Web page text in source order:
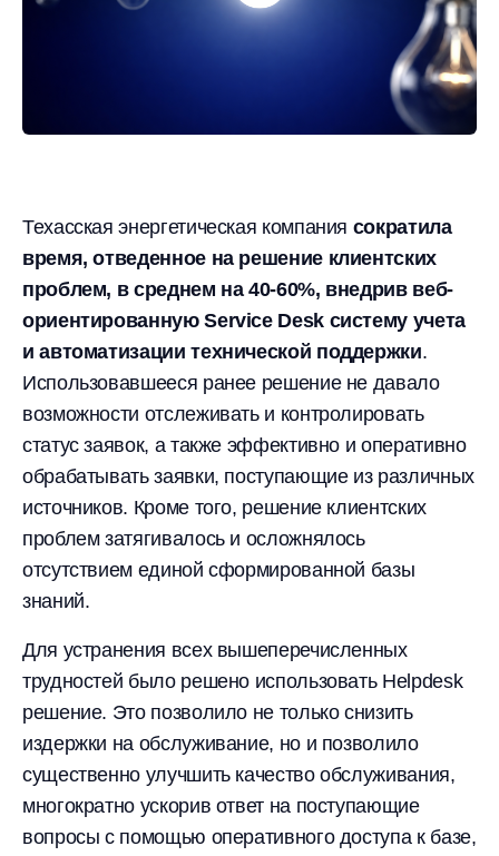
Техасская энергетическая компания сократила
время, отведенное на решение клиентских
проблем, в среднем на 40-60%, внедрив веб-
ориентированную Service Desk систему учета
и автоматизации технической поддержки.
Использовавшееся ранее решение не давало
возможности отслеживать и контролировать
статус заявок, а также эффективно и оперативно
обрабатывать заявки, поступающие из различных
источников. Кроме того, решение клиентских
проблем затягивалось и осложнялось
отсутствием единой сформированной базы
знаний.
Для устранения всех вышеперечисленных
трудностей было решено использовать Helpdesk
решение. Это позволило не только снизить
издержки на обслуживание, но и позволило
существенно улучшить качество обслуживания,
многократно ускорив ответ на поступающие
вопросы с помощью оперативного доступа к базе,